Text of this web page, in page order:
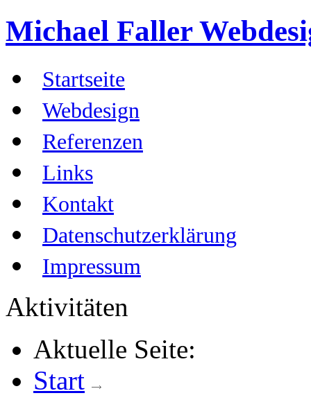
Michael Faller
Startseite
Webdesign
Referenzen
Links
Kontakt
Datenschutzerklärung
Impressum
Aktivitäten
Aktuelle Seite:
Start